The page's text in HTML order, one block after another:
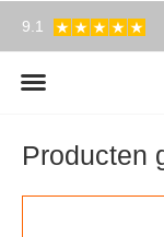
9.1
Producten